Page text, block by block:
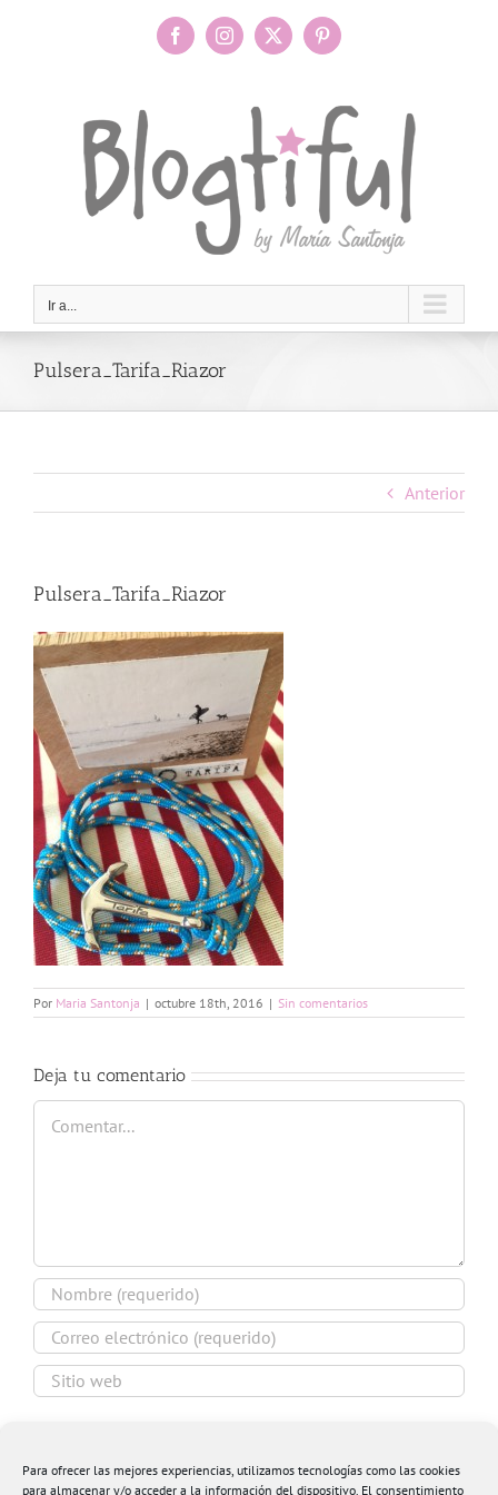
Para ofrecer las mejores experiencias, utilizamos tecnologías como las cookies
para almacenar y/o acceder a la información del dispositivo. El consentimiento
FacebookInstagram
X Pinterest
Ir a...
Pulsera_Tarifa_Riazor
Anterior
Pulsera_Tarifa_Riazor
Por Maria Santonja | octubre 18th, 2016 | Sin comentarios
Deja tu comentario
Comentar
navegador para la próxima vez que comente.